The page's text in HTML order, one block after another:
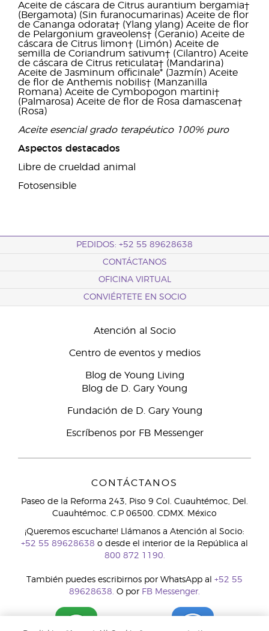
Aceite de cáscara de Citrus aurantium bergamia†
(Bergamota) (Sin furanocumarinas) Aceite de flor
de Cananga odorata† (Ylang ylang) Aceite de flor
de Pelargonium graveolens† (Geranio) Aceite de
cáscara de Citrus limon† (Limón) Aceite de
semilla de Coriandrum sativum† (Cilantro) Aceite
de cáscara de Citrus reticulata† (Mandarina)
Aceite de Jasminum officinale* (Jazmín) Aceite
de flor de Anthemis nobilis† (Manzanilla
Romana) Aceite de Cymbopogon martini†
(Palmarosa) Aceite de flor de Rosa damascena†
(Rosa)
Aceite esencial grado terapéutico 100% puro
Aspectos destacados
Libre de crueldad animal
Fotosensible
PEDIDOS: +52 55 89628638
CONTÁCTANOS
OFICINA VIRTUAL
CONVIÉRTETE EN SOCIO
Atención al Socio
Centro de eventos y medios
Blog de Young Living
Blog de D. Gary Young
Fundación de D. Gary Young
Escríbenos por FB Messenger
CONTÁCTANOS
Paseo de la Reforma 243, Piso 9 Col. Cuauhtémoc, Del.
Cuauhtémoc. C.P 06500. CDMX. México
¡Queremos escucharte! Llámanos a Atención al Socio:
+52 55 89628638 o desde el interior de la República al
800 872 1190.
También puedes escribirnos por WhatsApp al +52 55
89628638. O por FB Messenger.